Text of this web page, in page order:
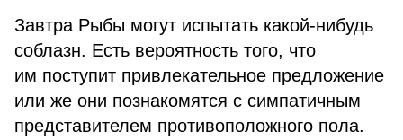
Завтра Рыбы могут испытать какой-нибудь
соблазн. Есть вероятность того, что
им поступит привлекательное предложение
или же они познакомятся с симпатичным
представителем противоположного пола.